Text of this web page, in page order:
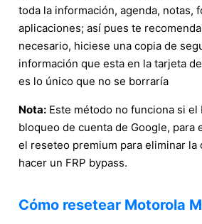
toda la información, agenda, notas,
aplicaciones; así pues te
necesario, hiciese una copia de
información que esta en la tarjeta
es lo único que no se borraría
Nota: Este método no funciona si
bloqueo de cuenta de Google, para
el reseteo premium para eliminar la
hacer un FRP bypass.
Cómo resetear Motorola